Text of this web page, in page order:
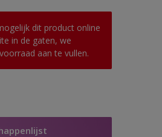
dit product online
in de gaten, we
aan te vullen.